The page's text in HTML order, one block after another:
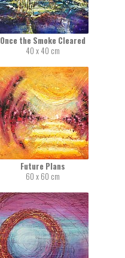
Once the Smoke Cleared
40 x 40 cm
Future Plans
60 x 60 cm